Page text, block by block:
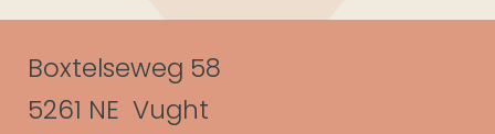
C
o
Boxtelseweg 58
5261 NE Vught